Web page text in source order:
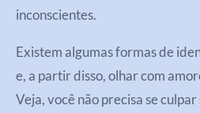
inconscientes.
Existem algumas formas de
e, a partir disso, olhar com
Veja, você não precisa se